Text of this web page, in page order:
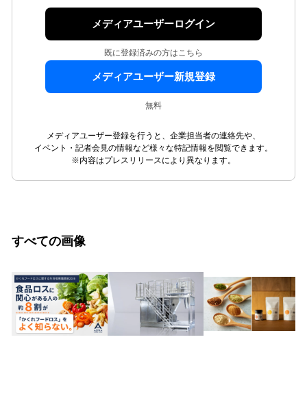
メディアユーザーログイン
既に登録済みの方はこちら
メディアユーザー新規登録
無料
メディアユーザー登録を行うと、企業担当者の連絡先や、
イベント・記者会見の情報など様々な特記情報を閲覧できます。
※内容はプレスリリースにより異なります。
すべての画像